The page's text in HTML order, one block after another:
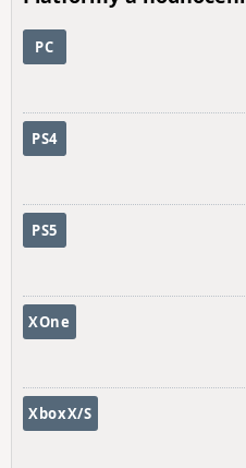
PC
PS4
PS5
XOne
XboxX/S